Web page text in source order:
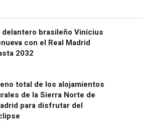
delantero brasileño Vinícius
con el Real Madrid
2032
total de los alojamientos
de la Sierra Norte de
para disfrutar del